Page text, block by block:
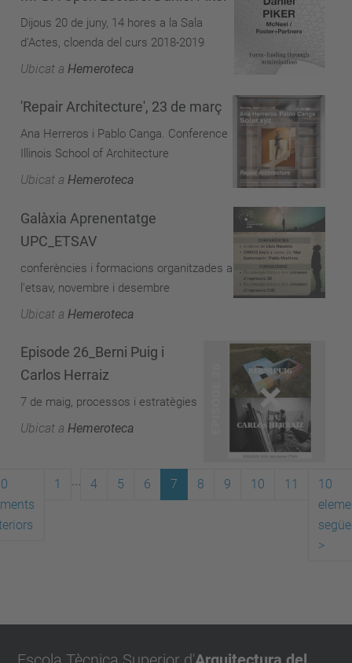
Dijous 20 de juny, 14 hores a la Sala
d'Actes, cloenda del curs 2018-2019
Ubicat a Hemeroteca
'Repair Architecture', 23 de març
Ana Herreros i Pablo Canga. Conference
Illinois School of Architecture
Ubicat a Hemeroteca
Galàxia Aprenentatge
UPC_ETSAV
conferències i formacions organitzades a
l'etsav, novembre i desembre
Ubicat a Hemeroteca
Episode 26_Berni Puig i
Carlos Herraiz
7 de maig, processos i estratègies
Ubicat a Hemeroteca
1 ... 4 5 6 7 8 9 10 11
10
>